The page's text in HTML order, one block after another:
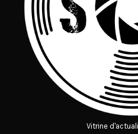
Vitrine